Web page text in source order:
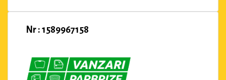
Nr : 1589967158